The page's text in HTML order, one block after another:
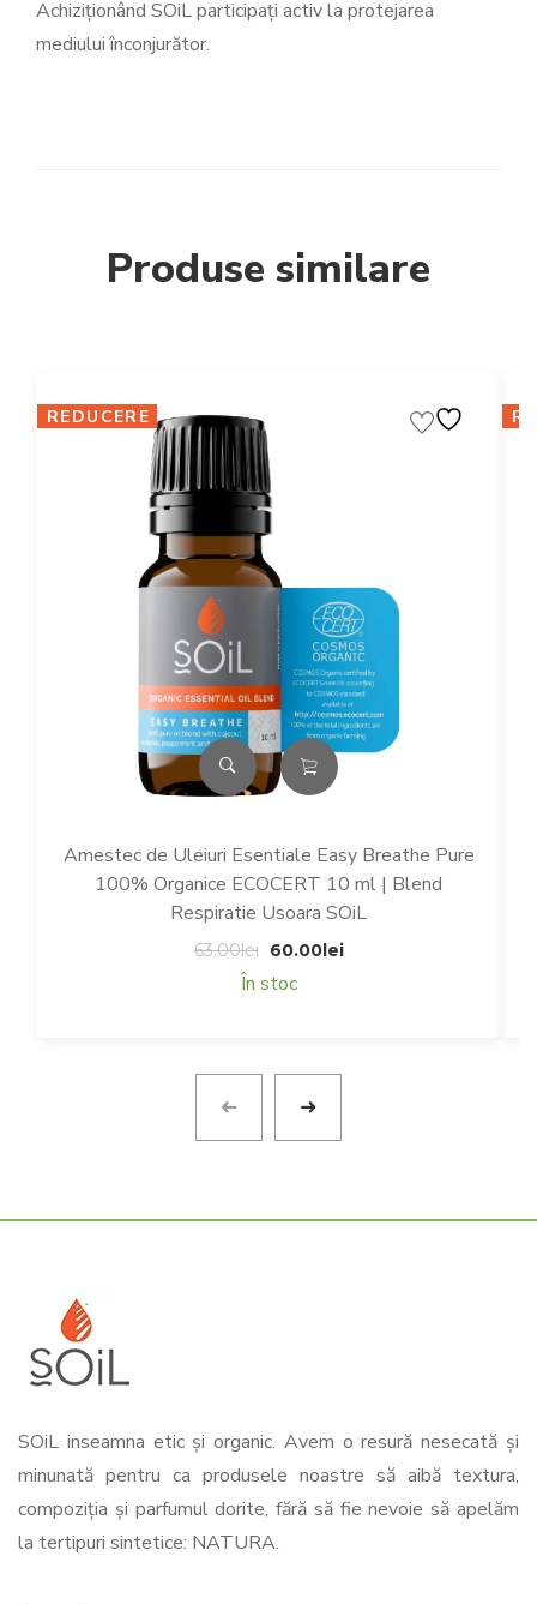
Achiziționând SOiL participați activ la protejarea
mediului înconjurător.
Produse similare
REDUCERE
Amestec de Uleiuri Esentiale Easy Breathe Pure
100% Organice ECOCERT 10 ml | Blend
Respiratie Usoara SOiL
63.00lei Prețul
inițial
60.00leiPrețul
În stoc
SOiL inseamna etic și organic. Avem o resură nesecată și
minunată pentru ca produsele noastre să aibă textura,
compoziția și parfumul dorite, fără să fie nevoie să apelăm
la tertipuri sintetice: NATURA.